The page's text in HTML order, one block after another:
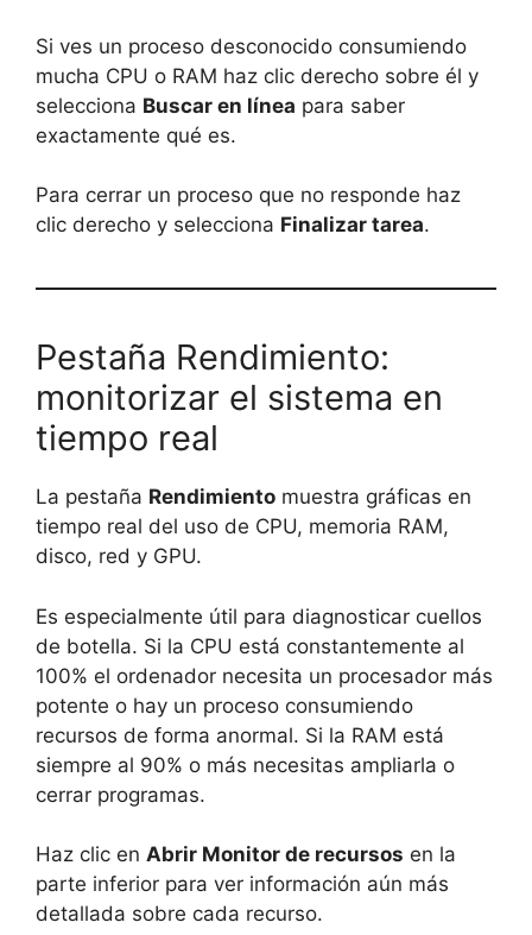
Si ves un proceso desconocido consumiendo
mucha CPU o RAM haz clic derecho sobre él y
selecciona Buscar en línea para saber
exactamente qué es.
Para cerrar un proceso que no responde haz
clic derecho y selecciona Finalizar tarea.
Pestaña Rendimiento:
monitorizar el sistema en
tiempo real
La pestaña Rendimiento muestra gráficas en
tiempo real del uso de CPU, memoria RAM,
disco, red y GPU.
Es especialmente útil para diagnosticar cuellos
de botella. Si la CPU está constantemente al
100% el ordenador necesita un procesador más
potente o hay un proceso consumiendo
recursos de forma anormal. Si la RAM está
siempre al 90% o más necesitas ampliarla o
cerrar programas.
Haz clic en Abrir Monitor de recursos en la
parte inferior para ver información aún más
detallada sobre cada recurso.